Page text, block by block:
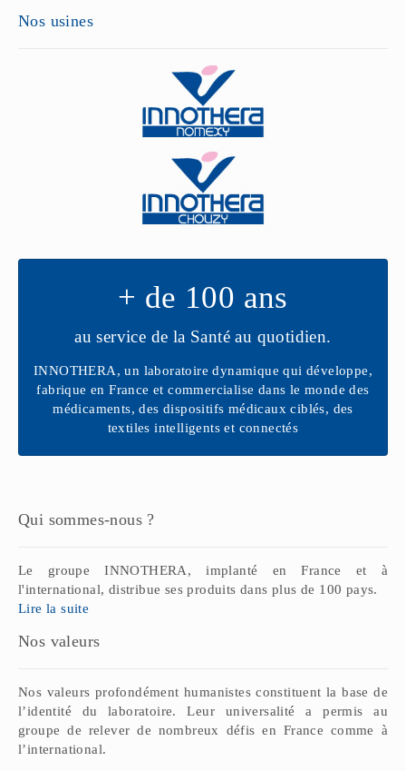
Nos usines
+ de 100 ans
au service de la Santé au quotidien.
INNOTHERA, un laboratoire dynamique qui développe,
fabrique en France et commercialise dans le monde des
médicaments, des dispositifs médicaux ciblés, des
textiles intelligents et connectés
Qui sommes-nous ?
Le groupe INNOTHERA, implanté en France et à
l'international, distribue ses produits dans plus de 100 pays.
Lire la suite
Nos valeurs
Nos valeurs profondément humanistes constituent la base de
l’identité du laboratoire. Leur universalité a permis au
groupe de relever de nombreux défis en France comme à
l’international.